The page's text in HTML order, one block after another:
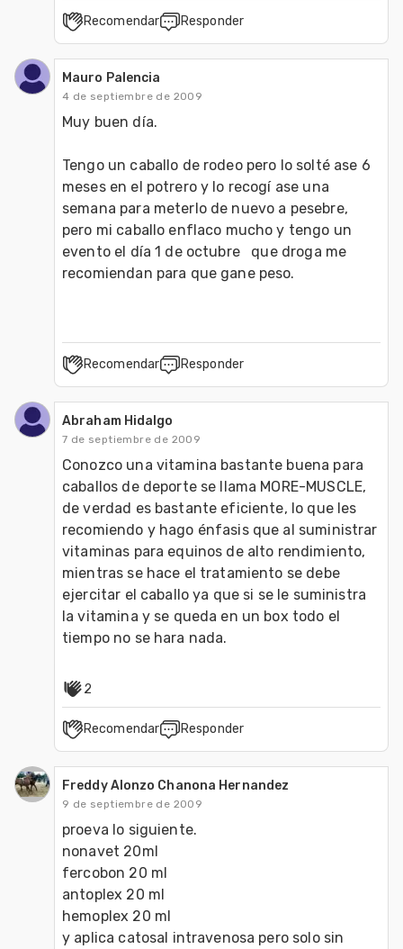
Recomendar Responder
Mauro Palencia
4 de septiembre de 2009
Muy buen día.
Tengo un caballo de rodeo pero lo solté ase 6
meses en el potrero y lo recogí ase una
semana para meterlo de nuevo a pesebre,
pero mi caballo enflaco mucho y tengo un
evento el día 1 de octubre   que droga me
Recomendar Responder
Abraham Hidalgo
7 de septiembre de 2009
Conozco una vitamina bastante buena para
caballos de deporte se llama MORE-MUSCLE,
de verdad es bastante eficiente, lo que les
recomiendo y hago énfasis que al suministrar
vitaminas para equinos de alto rendimiento,
mientras se hace el tratamiento se debe
ejercitar el caballo ya que si se le suministra
la vitamina y se queda en un box todo el
tiempo no se hara nada.
2
Recomendar Responder
Freddy Alonzo Chanona Hernandez
9 de septiembre de 2009
proeva lo siguiente.
nonavet 20ml
fercobon 20 ml
antoplex 20 ml
hemoplex 20 ml
y aplica catosal intravenosa pero solo sin